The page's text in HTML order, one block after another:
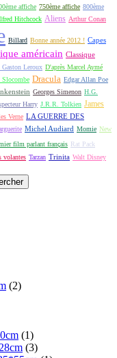
affiche 750ème affiche 800ème
Hitchcock Aliens Arthur Conan
Billard Bonne année 2012 ! Capes
américain Classique
Gaston Leroux D'après Marcel Aymé
Slocombe Dracula Edgar Allan Poe
Georges Simenon H.G.
Harry J.R.R. Tolkien James
Verne LA GUERRE DES
Michel Audiard Momie New
film parlant français Rat Pack
volantes Tarzan Trinita Walt Disney
(2)
(1)
(3)